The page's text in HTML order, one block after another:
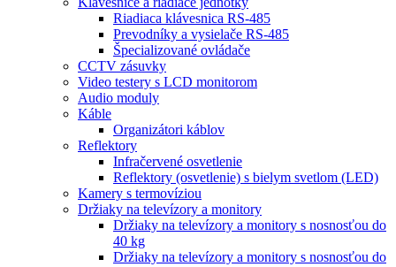
Riadiaca klávesnica RS-485
Prevodníky a vysielače RS-485
Špecializované ovládače
CCTV zásuvky
Video testery s LCD monitorom
Audio moduly
Káble
Organizátori káblov
Reflektory
Infračervené osvetlenie
Reflektory (osvetlenie) s bielym svetlom (LED)
Kamery s termovíziou
Držiaky na televízory a monitory
Držiaky na televízory a monitory s nosnosťou do
40 kg
Držiaky na televízory a monitory s nosnosťou do